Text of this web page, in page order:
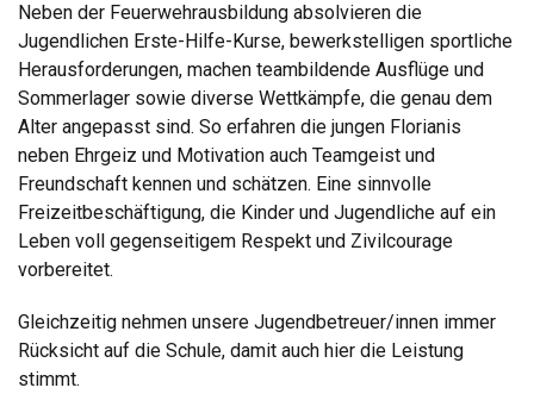
Neben der Feuerwehrausbildung absolvieren die
Jugendlichen Erste-Hilfe-Kurse, bewerkstelligen sportliche
Herausforderungen, machen teambildende Ausflüge und
Sommerlager sowie diverse Wettkämpfe, die genau dem
Alter angepasst sind. So erfahren die jungen Florianis
neben Ehrgeiz und Motivation auch Teamgeist und
Freundschaft kennen und schätzen. Eine sinnvolle
Freizeitbeschäftigung, die Kinder und Jugendliche auf ein
Leben voll gegenseitigem Respekt und Zivilcourage
vorbereitet.
Gleichzeitig nehmen unsere Jugendbetreuer/innen immer
Rücksicht auf die Schule, damit auch hier die Leistung
stimmt.